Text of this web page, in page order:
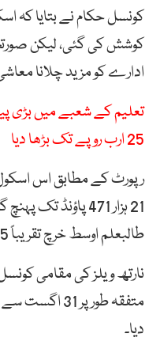
کونسل حکام نے بتایا کہ
کوشش کی گئی، لیکن
ادارے کو مزید چلانا
تعلیم کے شعبے میں بڑی
25 ارب روپے تک بڑھا دیا
رپورٹ کے مطابق اس
21 ہزار 471
طالبعلم اوسط خرچ تقریباً 5 ہزار 998 پاؤنڈ ہے۔
نارتھ ویلز کی مقامی
متفقہ طور
دیا۔